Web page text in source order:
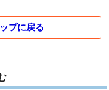
プに戻る